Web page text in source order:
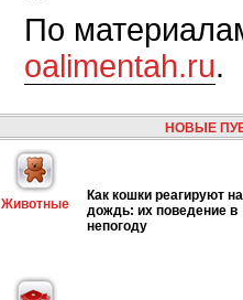
По
oalimentah.ru.
НОВЫЕ
Животные
Как кошки реагируют на
дождь: их поведение в
непогоду